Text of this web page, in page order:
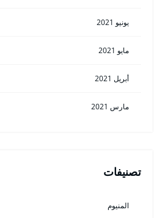
يونيو 2021
مايو 2021
أبريل 2021
مارس 2021
تصنيفات
المنيوم